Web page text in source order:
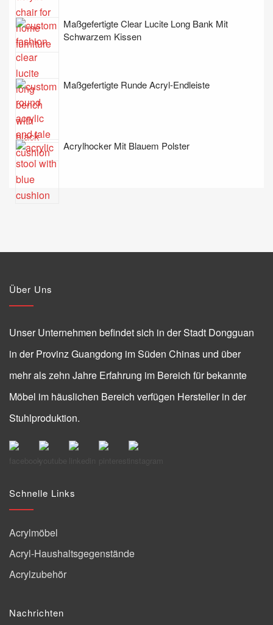
Maßgefertigte Clear Lucite Long Bank Mit
Schwarzem Kissen
Maßgefertigte Runde Acryl-Endleiste
Acrylhocker Mit Blauem Polster
Über Uns
Unser Unternehmen befindet sich in der Stadt Dongguan
in der Provinz Guangdong im Süden Chinas und über
mehr als zehn Jahre Erfahrung im Bereich für bekannte
Möbel im häuslichen Bereich verfügen Hersteller in der
Stuhlproduktion.
Schnelle Links
Acrylmöbel
Acryl-Haushaltsgegenstände
Acrylzubehör
Nachrichten